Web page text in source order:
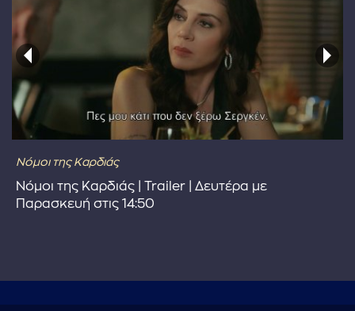
Νόμοι της Καρδιάς
Νόμοι της Καρδιάς | Trailer | Δευτέρα με
Παρασκευή στις 14:50